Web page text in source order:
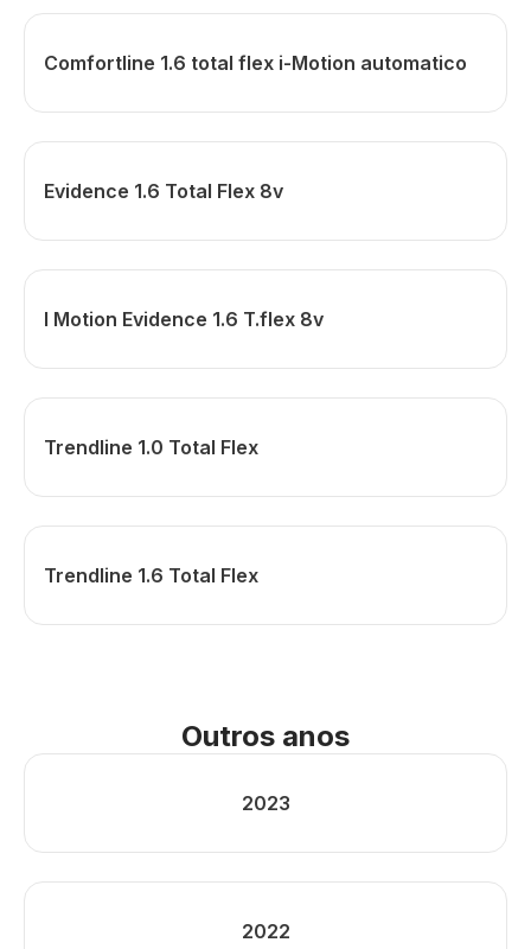
Comfortline 1.6 total flex i-Motion automatico
Evidence 1.6 Total Flex 8v
I Motion Evidence 1.6 T.flex 8v
Trendline 1.0 Total Flex
Trendline 1.6 Total Flex
Outros anos
2023
2022